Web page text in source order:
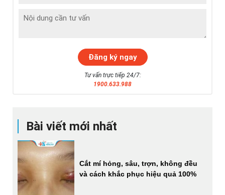
Bài viết mới nhất
Cắt mí hỏng, sâu, trợn, không đều
và cách khắc phục hiệu quả 100%
Tư vấn trực tiếp 24/7:
1900.633.988